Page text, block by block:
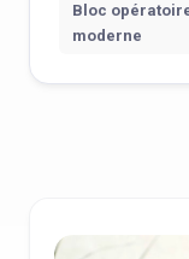
Bloc
moderne